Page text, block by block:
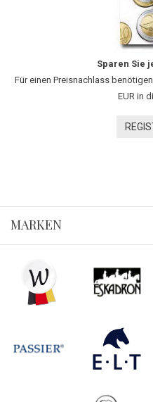
Sparen Sie
Für einen Preisnachlass
EUR in
MARKEN